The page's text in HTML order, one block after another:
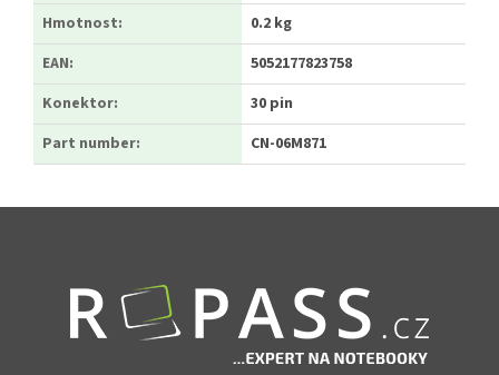
Hmotnost:
0.2 kg
EAN:
5052177823758
Konektor:
30 pin
Part number: CN-06M871